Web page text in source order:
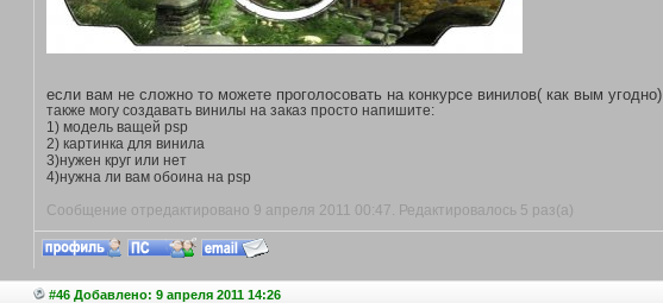
если вам не сложно то можете проголосовать на конкурсе винилов( как вым угодно)
также могу создавать винилы на заказ просто напишите:
1) модель ващей psp
2) картинка для винила
3)нужен круг или нет
4)нужна ли вам обоина на psp
Сообщение отредактировано 9 апреля 2011 00:47. Редактировалось 5 раз(а)
#46 Добавлено: 9 апреля 2011 14:26